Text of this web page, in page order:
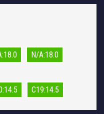
N/A:18.0
C19:14.5